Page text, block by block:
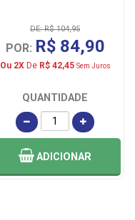
DE: R$ 104,95
POR: R$ 84,90
Ou 2XDe R$ 42,45 Sem Juros
QUANTIDADE
ADICIONAR